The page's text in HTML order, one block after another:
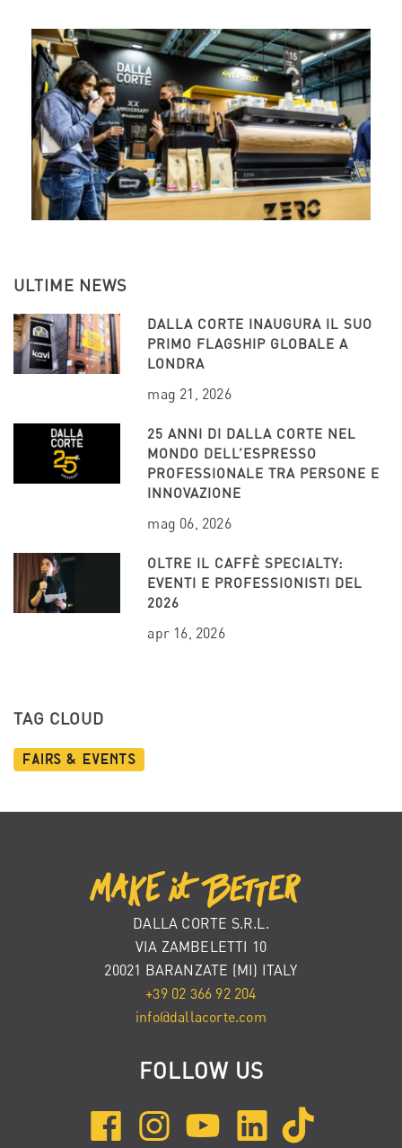
ULTIME NEWS
DALLA CORTE INAUGURA IL SUO
PRIMO FLAGSHIP GLOBALE A
LONDRA
mag 21, 2026
25 ANNI DI DALLA CORTE NEL
MONDO DELL’ESPRESSO
PROFESSIONALE TRA PERSONE E
INNOVAZIONE
mag 06, 2026
OLTRE IL CAFFÈ SPECIALTY:
EVENTI E PROFESSIONISTI DEL
2026
apr 16, 2026
TAG CLOUD
Fairs & Events
DALLA CORTE S.R.L.
VIA ZAMBELETTI 10
20021 BARANZATE (MI) ITALY
+39 02 366 92 204
info@dallacorte.com
FOLLOW US